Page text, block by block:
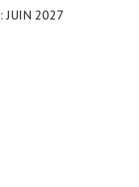
JUIN 2027